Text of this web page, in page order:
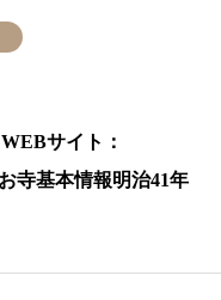
サイト：
寺基本情報明治41年